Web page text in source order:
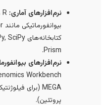
نرم‌افزارهای آماری:
Prism.
نرم‌افزارهای بیوانفورماتیک:
پروتئین).